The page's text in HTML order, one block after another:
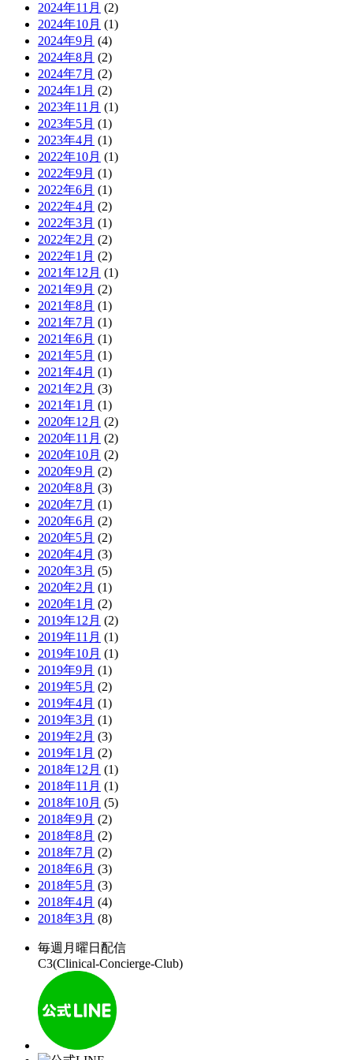
2024年11月 (2)
2024年10月 (1)
2024年9月 (4)
2024年8月 (2)
2024年7月 (2)
2024年1月 (2)
2023年11月 (1)
2023年5月 (1)
2023年4月 (1)
2022年10月 (1)
2022年9月 (1)
2022年6月 (1)
2022年4月 (2)
2022年3月 (1)
2022年2月 (2)
2022年1月 (2)
2021年12月 (1)
2021年9月 (2)
2021年8月 (1)
2021年7月 (1)
2021年6月 (1)
2021年5月 (1)
2021年4月 (1)
2021年2月 (3)
2021年1月 (1)
2020年12月 (2)
2020年11月 (2)
2020年10月 (2)
2020年9月 (2)
2020年8月 (3)
2020年7月 (1)
2020年6月 (2)
2020年5月 (2)
2020年4月 (3)
2020年3月 (5)
2020年2月 (1)
2020年1月 (2)
2019年12月 (2)
2019年11月 (1)
2019年10月 (1)
2019年9月 (1)
2019年5月 (2)
2019年4月 (1)
2019年3月 (1)
2019年2月 (3)
2019年1月 (2)
2018年12月 (1)
2018年11月 (1)
2018年10月 (5)
2018年9月 (2)
2018年8月 (2)
2018年7月 (2)
2018年6月 (3)
2018年5月 (3)
2018年4月 (4)
2018年3月 (8)
毎週月曜日配信
C3(Clinical-Concierge-Club)